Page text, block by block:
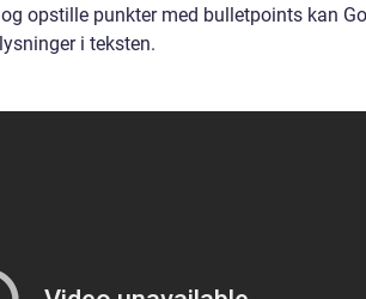
opstille punkter med bulletpoints kan
i teksten.